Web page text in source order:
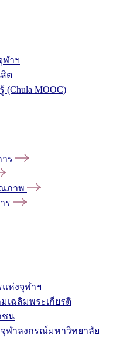
ฬาฯ
ต
MOOC)
ร
ภาพ
ร
ห่งจุฬาฯ
เฉลิมพระเกียรติ
ชน
ฬาลงกรณ์มหาวิทยาลัย